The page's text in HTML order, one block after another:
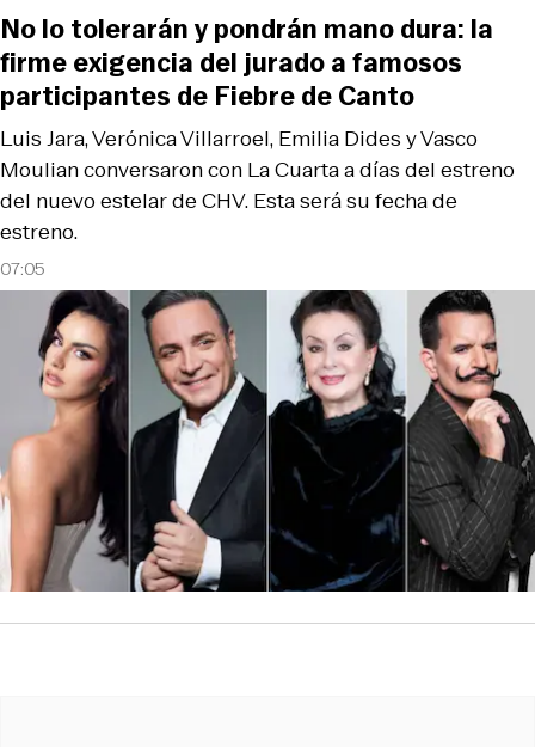
07:05
Luis Jara, Verónica Villarroel, Emilia Dides y Vasco
Moulian conversaron con La Cuarta a días del estreno
del nuevo estelar de CHV. Esta será su fecha de
estreno.
No lo tolerarán y pondrán mano dura: la
firme exigencia del jurado a famosos
participantes de Fiebre de Canto